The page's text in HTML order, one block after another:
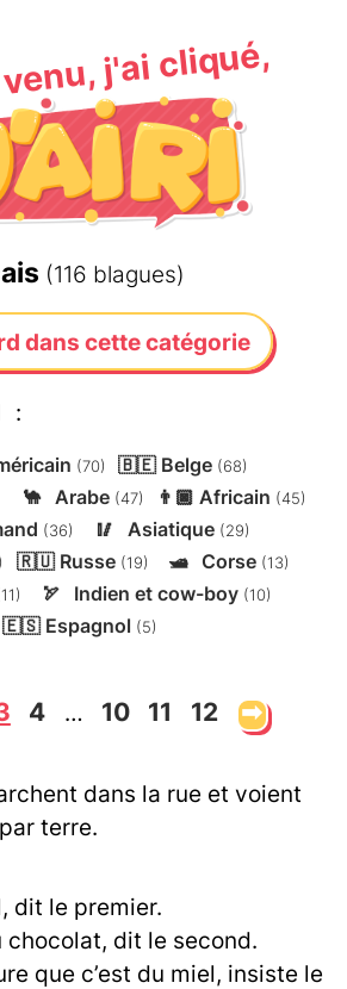
j'ai cliqué,
(116 blagues)
dans cette catégorie
:
(70) 🇧🇪 Belge (68)
🐪 Arabe (47) 👨🏿 Africain (45)
(36) 🥢 Asiatique (29)
🇷🇺Russe (19) 🛥️ Corse (13)
🏹 Indien et cow-boy (10)
🇪🇸 Espagnol (5)
4 … 10 11 12 ➡
dans la rue et voient
terre.
dit le premier.
chocolat, dit le second.
que c’est du miel, insiste le